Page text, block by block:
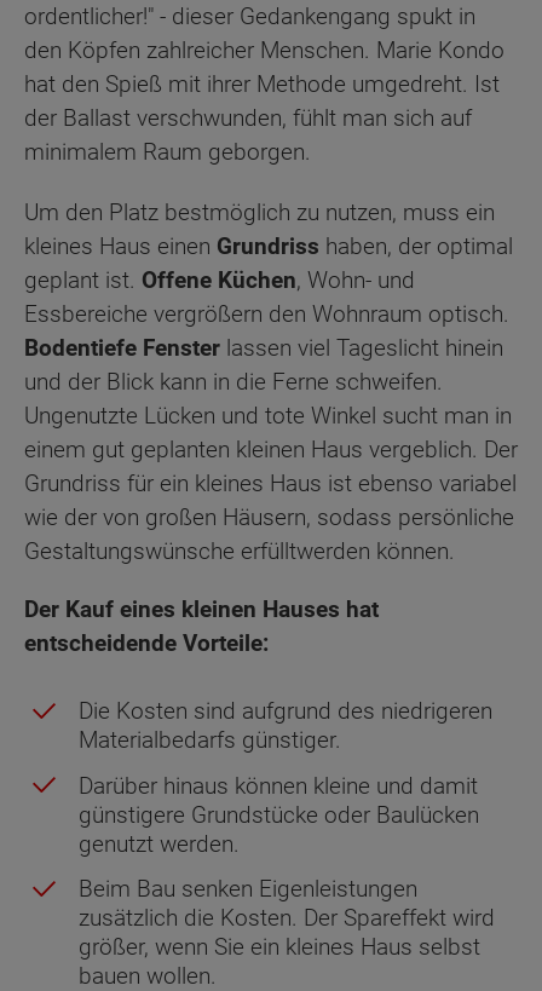
ordentlicher!" - dieser Gedankengang spukt in
den Köpfen zahlreicher Menschen. Marie Kondo
hat den Spieß mit ihrer Methode umgedreht. Ist
der Ballast verschwunden, fühlt man sich auf
minimalem Raum geborgen.
Um den Platz bestmöglich zu nutzen, muss ein
kleines Haus einen Grundriss haben, der optimal
geplant ist. Offene Küchen, Wohn- und
Essbereiche vergrößern den Wohnraum optisch.
Bodentiefe Fenster lassen viel Tageslicht hinein
und der Blick kann in die Ferne schweifen.
Ungenutzte Lücken und tote Winkel sucht man in
einem gut geplanten kleinen Haus vergeblich. Der
Grundriss für ein kleines Haus ist ebenso variabel
wie der von großen Häusern, sodass persönliche
Gestaltungswünsche erfülltwerden können.
Der Kauf eines kleinen Hauses hat
entscheidende Vorteile:
Die Kosten sind aufgrund des niedrigeren
Materialbedarfs günstiger.
Darüber hinaus können kleine und damit
günstigere Grundstücke oder Baulücken
genutzt werden.
Beim Bau senken Eigenleistungen
zusätzlich die Kosten. Der Spareffekt wird
größer, wenn Sie ein kleines Haus selbst
bauen wollen.